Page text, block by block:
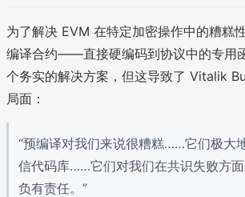
为了解决 EVM 在特定加密操作中的糟糕
编译合约——直接硬编码到协议中的专用
个务实的解决方案，但这导致了 Vitalik
局面：
“预编译对我们来说很糟糕……它们极大
信代码库……它们对我们在共识失败方
负有责任。”